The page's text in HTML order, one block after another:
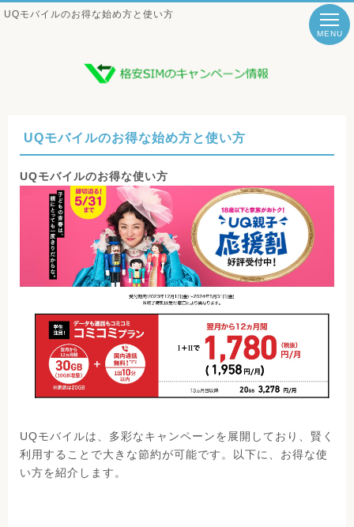
UQモバイルのお得な始め方と使い方
MENU
UQモバイルのお得な始め方と使い方
UQモバイルのお得な使い方
UQモバイルは、多彩なキャンペーンを展開しており、賢く
利用することで大きな節約が可能です。以下に、お得な使
い方を紹介します。